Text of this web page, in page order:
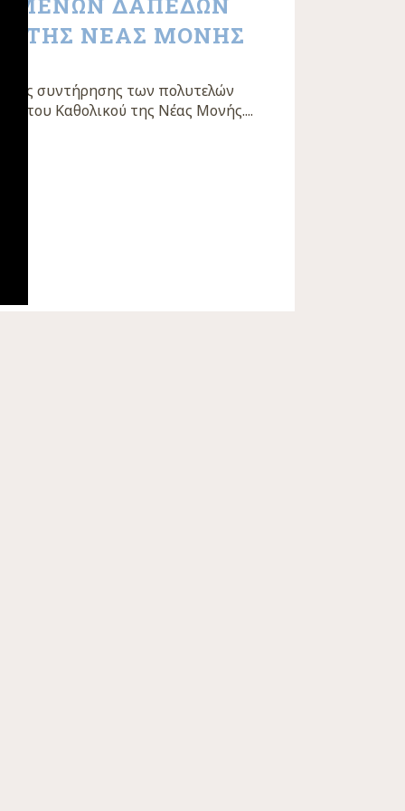
ΤΗΣ ΝΕΑΣ ΜΟΝΗΣ
συντήρησης των πολυτελών
του Καθολικού της Νέας Μονής....